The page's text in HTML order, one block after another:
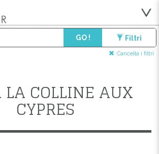
GO ! Filtri
Cancella i filtri
COLLINE AUX
CYPRES